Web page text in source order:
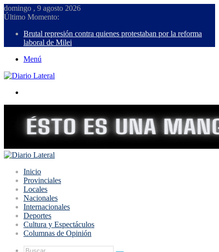
domingo , 9 agosto 2026
Último Momento:
Brutal represión contra quienes protestaban por la reforma
laboral de Milei
Menú
Inicio
Provinciales
Locales
Nacionales
Internacionales
Deportes
Cultura y Espectáculos
Columnas de Opinión